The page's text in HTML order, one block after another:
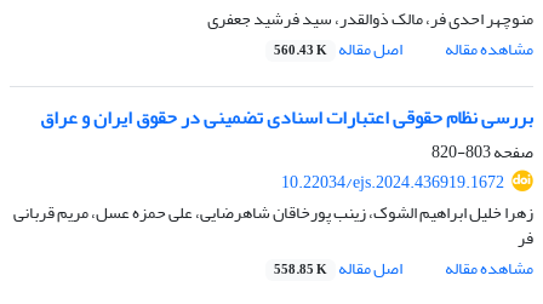
منوچهر احدی فر، مالک ذوالقدر، سید فرشید جعفری
مشاهده مقاله
اصل مقاله 560.43 K
بررسی نظام حقوقی اعتبارات اسنادی تضمینی در حقوق ایران و عراق
صفحه803-820
10.22034/ejs.2024.436919.1672
زهرا خلیل ابراهیم الشوک، زینب پورخاقان شاهرضایی، علی حمزه عسل، مریم قربانی
فر
مشاهده مقاله
اصل مقاله 558.85 K